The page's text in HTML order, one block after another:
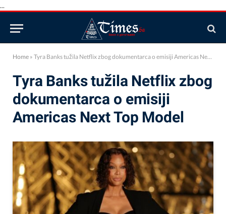
...
Home » Tyra Banks tužila Netflix zbog dokumentarca o emisiji Americas Next Top Model
Tyra Banks tužila Netflix zbog
dokumentarca o emisiji
Americas Next Top Model